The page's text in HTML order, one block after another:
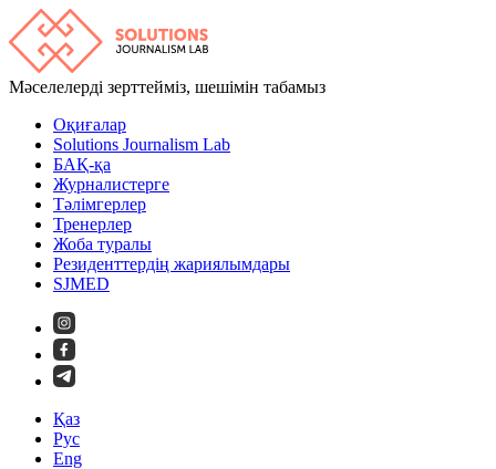
Мәселелерді зерттейміз, шешімін табамыз
Оқиғалар
Solutions Journalism Lab
БАҚ-қа
Журналистерге
Тәлімгерлер
Тренерлер
Жоба туралы
Резиденттердің жариялымдары
SJMED
Қаз
Рус
Eng